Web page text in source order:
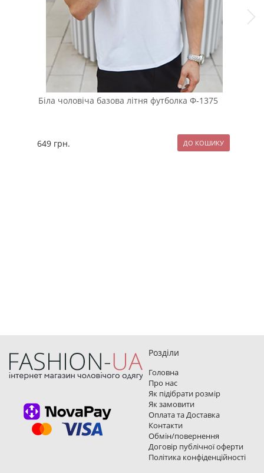
Біла чоловіча базова літня футболка Ф-1375
649 грн.
Розділи
Головна
Про нас
Як підібрати розмір
Як замовити
Оплата та Доставка
Контакти
Обмін/повернення
Договір публічної оферти
Політика конфіденційності